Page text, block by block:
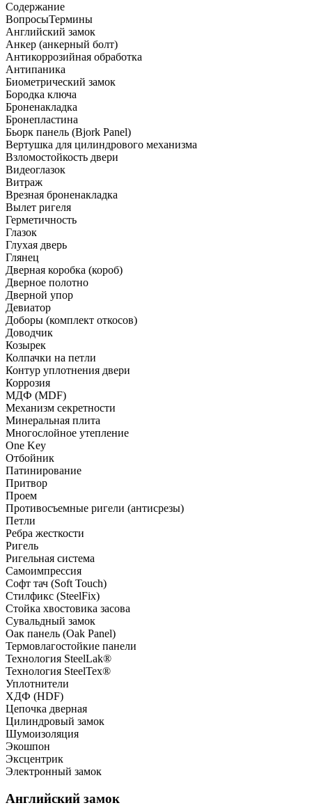
Содержание
ВопросыТермины
Английский замок
Анкер (анкерный болт)
Антикоррозийная обработка
Антипаника
Биометрический замок
Бородка ключа
Броненакладка
Бронепластина
Бьорк панель (Bjork Panel)
Вертушка для цилиндрового механизма
Взломостойкость двери
Видеоглазок
Витраж
Врезная броненакладка
Вылет ригеля
Герметичность
Глазок
Глухая дверь
Глянец
Дверная коробка (короб)
Дверное полотно
Дверной упор
Девиатор
Доборы (комплект откосов)
Доводчик
Козырек
Колпачки на петли
Контур уплотнения двери
Коррозия
МДФ (MDF)
Механизм секретности
Минеральная плита
Многослойное утепление
One Key
Отбойник
Патинирование
Притвор
Проем
Противосъемные ригели (антисрезы)
Петли
Ребра жесткости
Ригель
Ригельная система
Самоимпрессия
Софт тач (Soft Touch)
Стилфикс (SteelFix)
Стойка хвостовика засова
Сувальдный замок
Оак панель (Oak Panel)
Термовлагостойкие панели
Технология SteelLak®
Технология SteelTex®
Уплотнители
ХДФ (HDF)
Цепочка дверная
Цилиндровый замок
Шумоизоляция
Экошпон
Эксцентрик
Электронный замок
Английский замок